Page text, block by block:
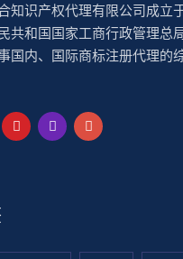
知识产权代理有限公司成立
共和国国家工商行政管理总
国内、国际商标注册代理的